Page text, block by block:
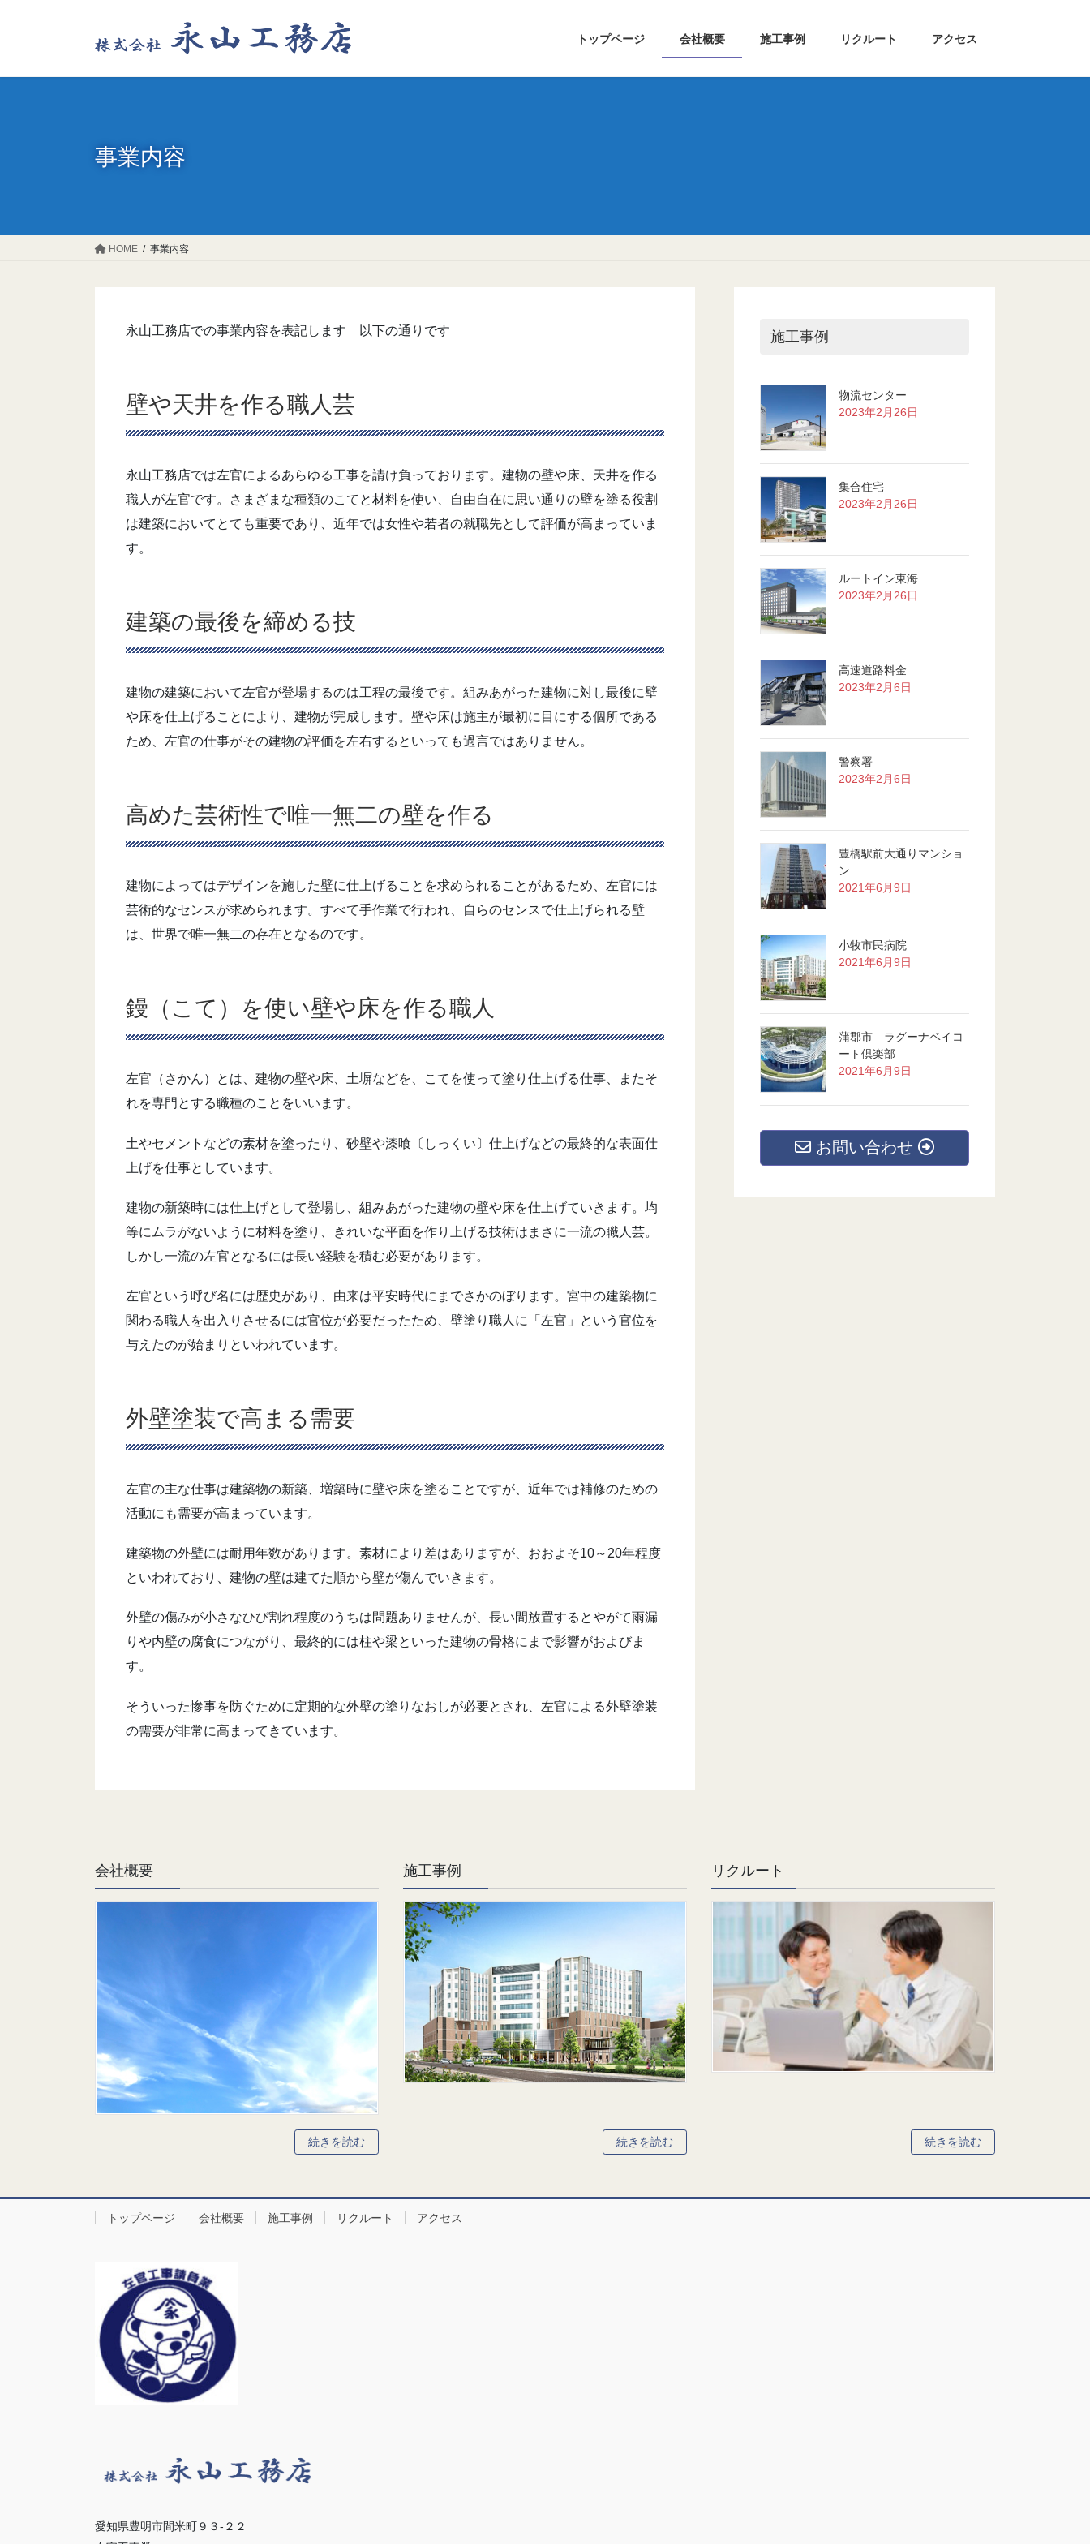
トップページ 会社概要 施工事例 リクルート アクセス
事業内容
HOME 事業内容
永山工務店での事業内容を表記します 以下の通りです
壁や天井を作る職人芸
永山工務店では左官によるあらゆる工事を請け負っております。建物の壁や床、天井を作る
職人が左官です。さまざまな種類のこてと材料を使い、自由自在に思い通りの壁を塗る役割
は建築においてとても重要であり、近年では女性や若者の就職先として評価が高まっていま
す。
建築の最後を締める技
建物の建築において左官が登場するのは工程の最後です。組みあがった建物に対し最後に壁
や床を仕上げることにより、建物が完成します。壁や床は施主が最初に目にする個所である
ため、左官の仕事がその建物の評価を左右するといっても過言ではありません。
高めた芸術性で唯一無二の壁を作る
建物によってはデザインを施した壁に仕上げることを求められることがあるため、左官には
芸術的なセンスが求められます。すべて手作業で行われ、自らのセンスで仕上げられる壁
は、世界で唯一無二の存在となるのです。
鏝（こて）を使い壁や床を作る職人
左官（さかん）とは、建物の壁や床、土塀などを、こてを使って塗り仕上げる仕事、またそ
れを専門とする職種のことをいいます。
土やセメントなどの素材を塗ったり、砂壁や漆喰〔しっくい〕仕上げなどの最終的な表面仕
上げを仕事としています。
建物の新築時には仕上げとして登場し、組みあがった建物の壁や床を仕上げていきます。均
等にムラがないように材料を塗り、きれいな平面を作り上げる技術はまさに一流の職人芸。
しかし一流の左官となるには長い経験を積む必要があります。
左官という呼び名には歴史があり、由来は平安時代にまでさかのぼります。宮中の建築物に
関わる職人を出入りさせるには官位が必要だったため、壁塗り職人に「左官」という官位を
与えたのが始まりといわれています。
外壁塗装で高まる需要
左官の主な仕事は建築物の新築、増築時に壁や床を塗ることですが、近年では補修のための
活動にも需要が高まっています。
建築物の外壁には耐用年数があります。素材により差はありますが、おおよそ10～20年程度
といわれており、建物の壁は建てた順から壁が傷んでいきます。
外壁の傷みが小さなひび割れ程度のうちは問題ありませんが、長い間放置するとやがて雨漏
りや内壁の腐食につながり、最終的には柱や梁といった建物の骨格にまで影響がおよびま
す。
そういった惨事を防ぐために定期的な外壁の塗りなおしが必要とされ、左官による外壁塗装
の需要が非常に高まってきています。
施工事例
物流センター
2023年2月26日
集合住宅
2023年2月26日
ルートイン東海
2023年2月26日
高速道路料金
2023年2月6日
警察署
2023年2月6日
豊橋駅前大通りマンショ
ン
2021年6月9日
小牧市民病院
2021年6月9日
蒲郡市 ラグーナベイコ
ート倶楽部
2021年6月9日
お問い合わせ
会社概要
続きを読む
施工事例
続きを読む
リクルート
続きを読む
トップページ 会社概要 施工事例 リクルート アクセス
愛知県豊明市間米町９３-２２